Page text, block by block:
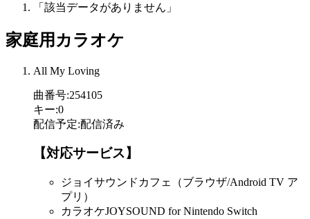
「該当データがありません」
家庭用カラオケ
All My Loving
曲番号:254105
キー:0
配信予定:配信済み
【対応サービス】
ジョイサウンドカフェ（ブラウザ/Android TV ア
プリ）
カラオケJOYSOUND for Nintendo Switch